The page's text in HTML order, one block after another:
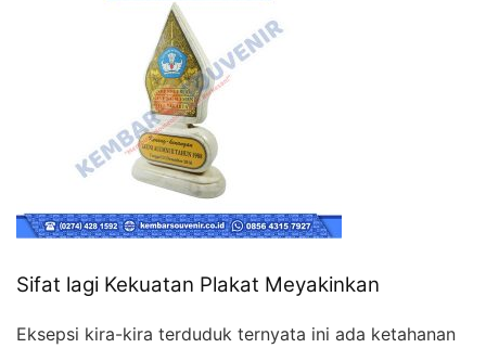
Sifat lagi Kekuatan Plakat Meyakinkan
Eksepsi kira-kira terduduk ternyata ini ada ketahanan